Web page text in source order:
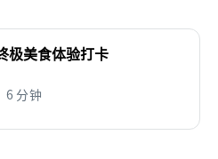
极美食体验打卡
6 分钟